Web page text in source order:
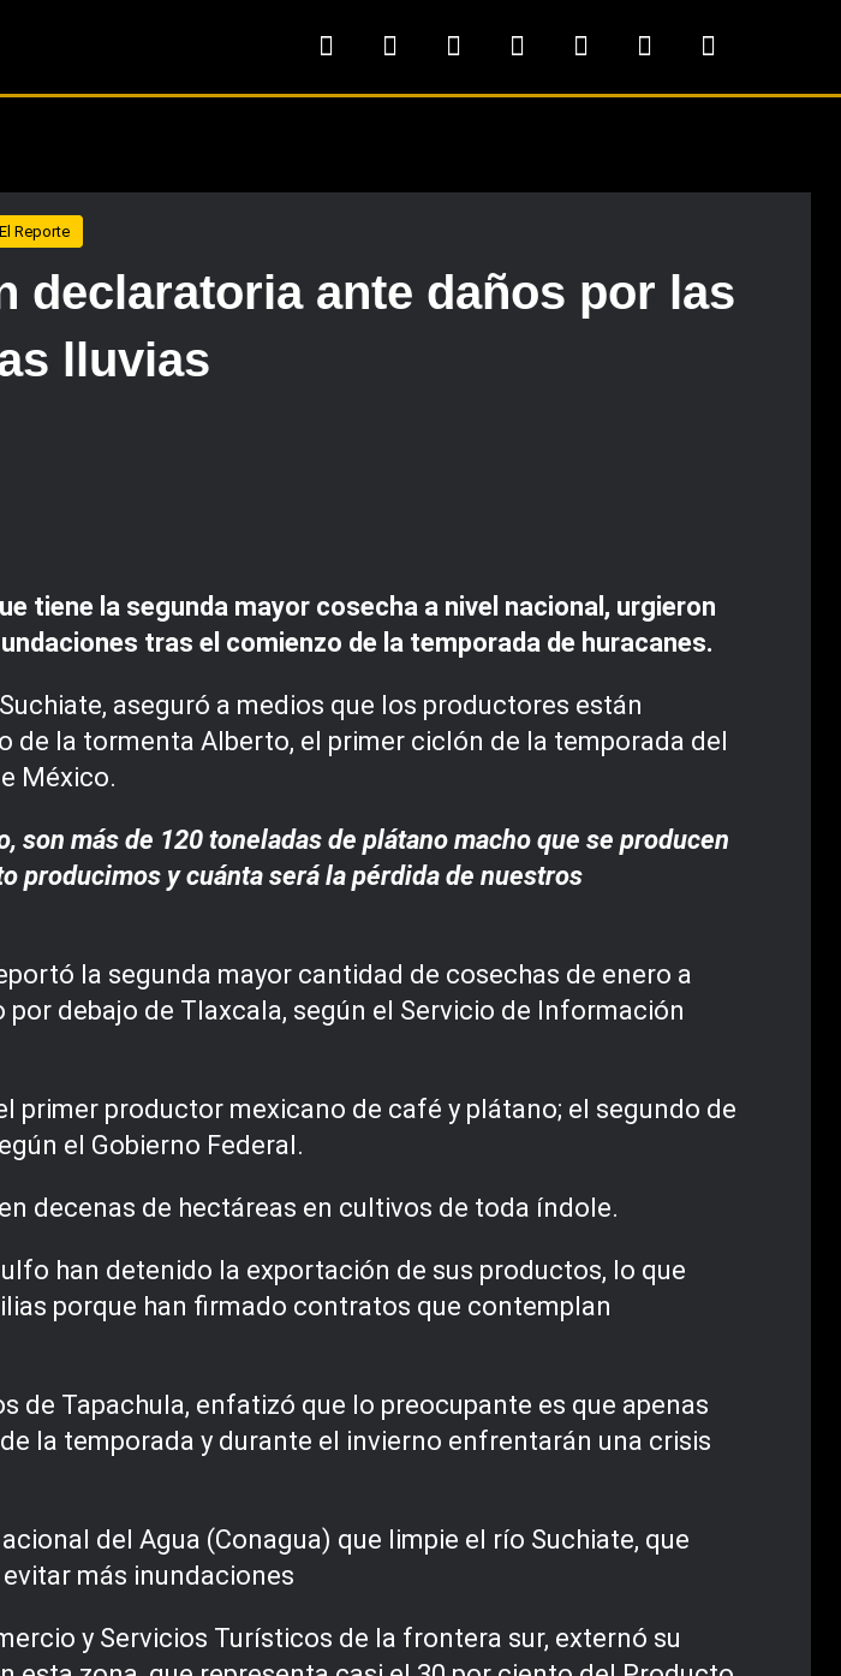
El Reporte
declaratoria ante daños por las
lluvias
tiene la segunda mayor cosecha a nivel nacional, urgieron
tras el comienzo de la temporada de huracanes.
aseguró a medios que los productores están
de la tormenta Alberto, el primer ciclón de la temporada del
México.
son más de 120 toneladas de plátano macho que se producen
producimos y cuánta será la pérdida de nuestros
la segunda mayor cantidad de cosechas de enero a
debajo de Tlaxcala, según el Servicio de Información
primer productor mexicano de café y plátano; el segundo de
el Gobierno Federal.
decenas de hectáreas en cultivos de toda índole.
han detenido la exportación de sus productos, lo que
porque han firmado contratos que contemplan
de Tapachula, enfatizó que lo preocupante es que apenas
la temporada y durante el invierno enfrentarán una crisis
del Agua (Conagua) que limpie el río Suchiate, que
más inundaciones
y Servicios Turísticos de la frontera sur, externó su